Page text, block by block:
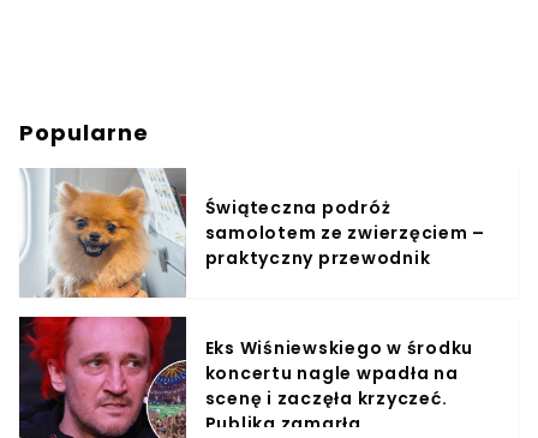
Popularne
Świąteczna podróż
samolotem ze zwierzęciem –
praktyczny przewodnik
Eks Wiśniewskiego w środku
koncertu nagle wpadła na
scenę i zaczęła krzyczeć.
Publika zamarła